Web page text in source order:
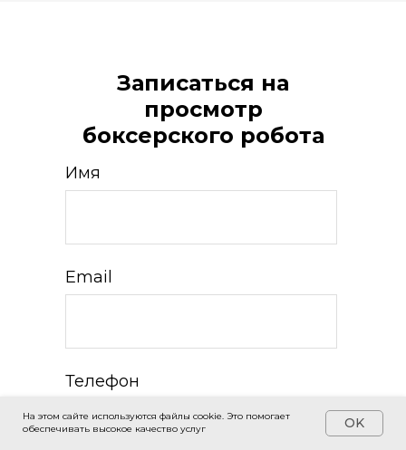
На этом сайте используются файлы cookie. Это помогает
обеспечивать высокое качество услуг
OK
Записаться на
просмотр
боксерского робота
Имя
Email
Телефон